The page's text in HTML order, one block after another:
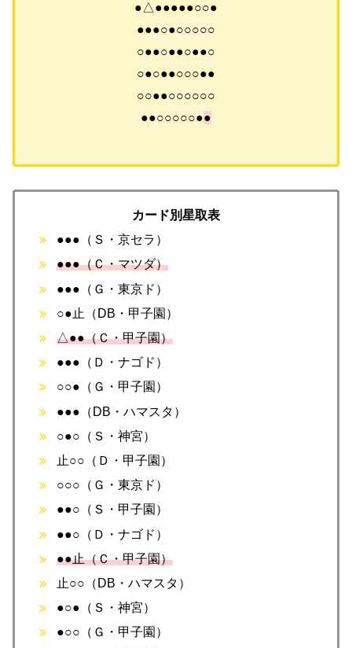
●△●●●●●○○●
●●●○●○○○○○
○●●○●●○●●○
○●○●●○○○●●
○○●●○○○○○○
●●○○○○○●●
カード別星取表
●●●（Ｓ・京セラ）
●●●（Ｃ・マツダ）
●●●（Ｇ・東京ド）
○●止（DB・甲子園）
△●●（Ｃ・甲子園）
●●●（Ｄ・ナゴド）
○○●（Ｇ・甲子園）
●●●（DB・ハマスタ）
○●○（Ｓ・神宮）
止○○（Ｄ・甲子園）
○○○（Ｇ・東京ド）
●●○（Ｓ・甲子園）
●●○（Ｄ・ナゴド）
●●止（Ｃ・甲子園）
止○○（DB・ハマスタ）
●○●（Ｓ・神宮）
●○○（Ｇ・甲子園）